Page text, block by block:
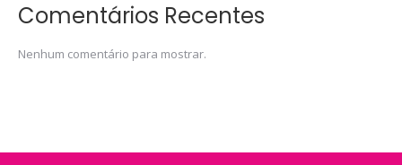
Comentários Recentes
Nenhum comentário para mostrar.